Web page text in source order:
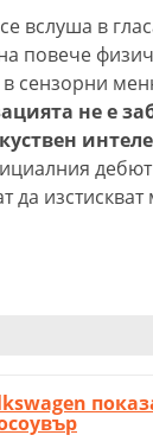
вслуша в
повече
в сензорни
не е
дебют
да